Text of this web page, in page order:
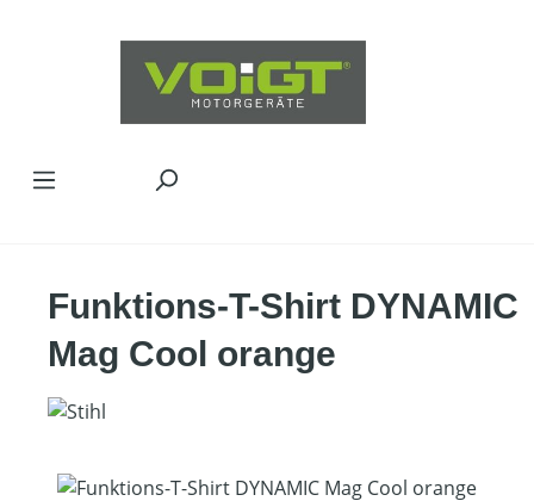
Funktions-T-Shirt DYNAMIC
Mag Cool orange
Bildergalerie überspringen